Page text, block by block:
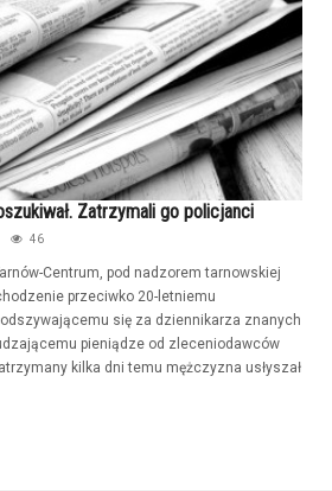
Zatrzymali go policjanci
46
Centrum, pod nadzorem tarnowskiej
przeciwko 20-letniemu
się za dziennikarza znanych
pieniądze od zleceniodawców
kilka dni temu mężczyzna usłyszał